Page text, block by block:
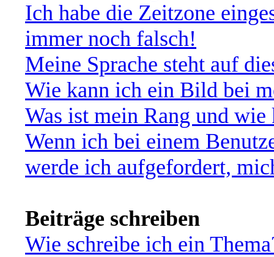
Ich habe die Zeitzone
immer noch falsch!
Meine Sprache steht auf
Wie kann ich ein Bild bei
Was ist mein Rang und
Wenn ich bei einem
werde ich aufgefordert,
Beiträge schreiben
Wie schreibe ich ein